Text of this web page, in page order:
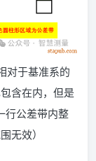
对于基准系的
含在内，但是
行公差带内整
无效）